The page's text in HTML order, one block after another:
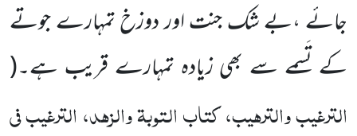
جائے ،بے شک جنت اور دوزختمہارے جوتے
کے تَسمے سے بھی زیادہ تمہارے قریب ہے۔(
الترغیب والترہیب، کتاب التوبۃ والزہد، الترغیب فی